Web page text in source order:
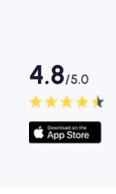
4.8/5.0